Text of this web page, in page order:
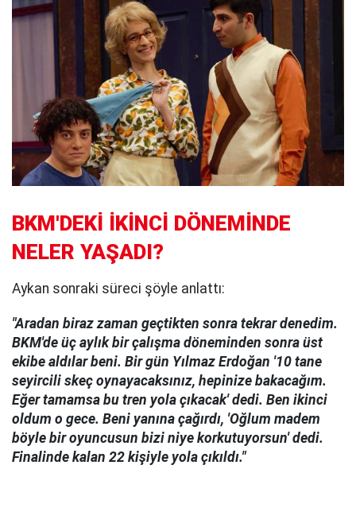
BKM'DEKİ İKİNCİ DÖNEMİNDE
NELER YAŞADI?
Aykan sonraki süreci şöyle anlattı:
"Aradan biraz zaman geçtikten sonra tekrar denedim.
BKM'de üç aylık bir çalışma döneminden sonra üst
ekibe aldılar beni. Bir gün Yılmaz Erdoğan '10 tane
seyircili skeç oynayacaksınız, hepinize bakacağım.
Eğer tamamsa bu tren yola çıkacak' dedi. Ben ikinci
oldum o gece. Beni yanına çağırdı, 'Oğlum madem
böyle bir oyuncusun bizi niye korkutuyorsun' dedi.
Finalinde kalan 22 kişiyle yola çıkıldı."